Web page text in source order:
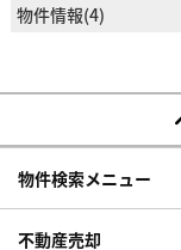
物件情報(4)
物件検索メニュー
不動産売却